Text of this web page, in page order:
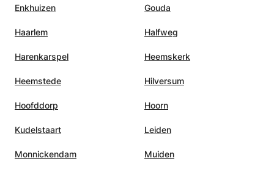
Enkhuizen Gouda
Haarlem Halfweg
Harenkarspel Heemskerk
Heemstede Hilversum
Hoofddorp Hoorn
Kudelstaart Leiden
Monnickendam Muiden